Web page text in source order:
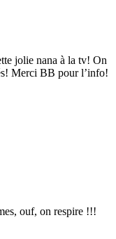
jolie nana à la tv! On
Merci BB pour l’info!
ouf, on respire !!!